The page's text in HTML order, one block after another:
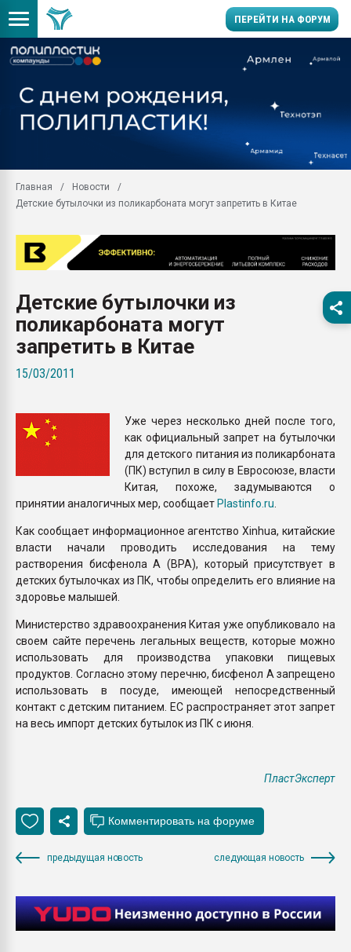
ПЕРЕЙТИ НА ФОРУМ
заводу пластмасс"
28.07.2026
28.07.2026
ПЕРЕЙТИ НА
Главная
Новости
Детские бутылочки из поликарбоната могут запретить в Китае
Детские бутылочки из
поликарбоната могут
запретить в Китае
15/03/2011
Уже через несколько дней после того,
как официальный запрет на бутылочки
для детского питания из поликарбоната
(ПК) вступил в силу в Евросоюзе, власти
Китая, похоже, задумываются о
принятии аналогичных мер, сообщаетPlastinfo.ru
Как сообщает информационное агентство Xinhua, китайские
власти начали проводить исследования на тему
растворения бисфенола А (BPA), который присутствует в
детских бутылочках из ПК, чтобы определить его влияние на
здоровье малышей.
Министерство здравоохранения Китая уже опубликовало на
своем сайте перечень легальных веществ, которые можно
использовать для производства упаковки пищевых
продуктов. Согласно этому перечню, бисфенол А запрещено
использовать в посуде, имеющей непосредственный
контакт с детским питанием. ЕС распространяет этот запрет
на весь импорт детских бутылок из ПК с июня.
ПластЭксперт
предыдущая новость следующая новость